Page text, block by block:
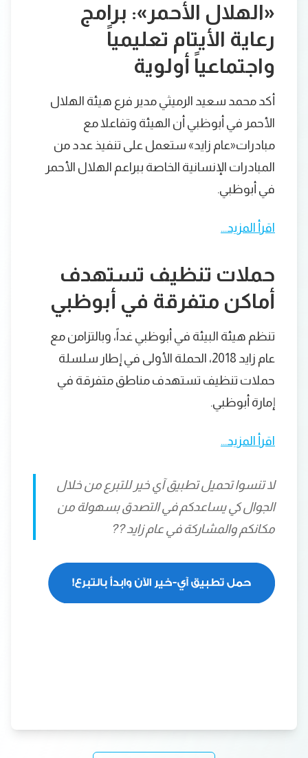
«الهلال الأحمر»: برامج
رعاية الأيتام تعليمياً
واجتماعياً أولوية
أكد محمد سعيد الرميثي مدير فرع هيئة الهلال
الأحمر في أبوظبي أن الهيئة وتفاعلا مع
مبادرات«عام زايد» ستعمل على تنفيذ عدد من
المبادرات الإنسانية الخاصة ببراعم الهلال الأحمر
في أبوظبي.
اقرأ المزيد…
حملات تنظيف تستهدف
أماكن متفرقة في أبوظبي
تنظم هيئة البيئة في أبوظبي غداً، وبالتزامن مع
عام زايد 2018، الحملة الأولى في إطار سلسلة
حملات تنظيف تستهدف مناطق متفرقة في
إمارة أبوظبي.
اقرأ المزيد…
لا تنسوا تحميل تطبيق آي خير للتبرع من خلال
الجوال كي يساعدكم في التصدق بسهولة من
مكانكم والمشاركة في عام زايد ??